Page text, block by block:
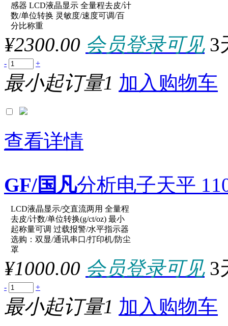
原厂型号：FA2204E
参数：
感器 LCD液晶显示 全量程去皮/计
数/单位转换 灵敏度/速度可调/百
分比称重
¥2300.00 会员登录可见 3
- +
最小起订量1 加入购物车
查看详情
GF/国凡分析电子天平
原厂型号：JA103P
参数：
LCD液晶显示/交直流两用 全量程
去皮/计数/单位转换(g/ct/oz) 最小
起称量可调 过载报警/水平指示器
选购：双显/通讯串口/打印机/防尘
罩
¥1000.00 会员登录可见 3
- +
最小起订量1 加入购物车